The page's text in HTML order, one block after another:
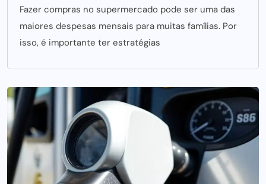
Fazer compras no supermercado pode ser uma das
maiores despesas mensais para muitas famílias. Por
isso, é importante ter estratégias